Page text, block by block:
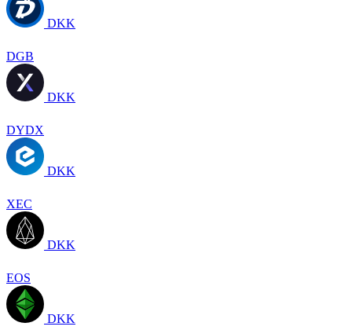
DKK
DGB
DKK
DYDX
DKK
XEC
DKK
EOS
DKK